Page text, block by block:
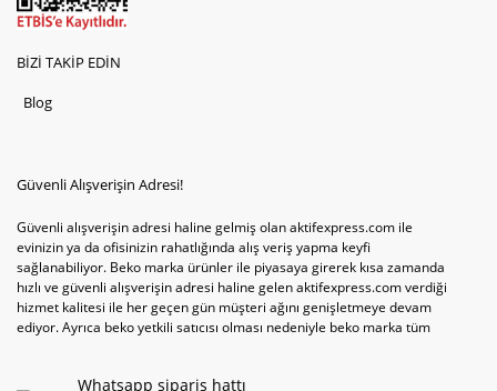
BİZİ TAKİP EDİN
Blog
Güvenli Alışverişin Adresi!
Güvenli alışverişin adresi haline gelmiş olan aktifexpress.com ile
evinizin ya da ofisinizin rahatlığında alış veriş yapma keyfi
sağlanabiliyor. Beko marka ürünler ile piyasaya girerek kısa zamanda
hızlı ve güvenli alışverişin adresi haline gelen aktifexpress.com verdiği
hizmet kalitesi ile her geçen gün müşteri ağını genişletmeye devam
ediyor. Ayrıca beko yetkili satıcısı olması nedeniyle beko marka tüm
televizyon ya da bulaşık makinesi değil aynı zamanda çamaşır makinesi
Whatsapp sipariş hattı